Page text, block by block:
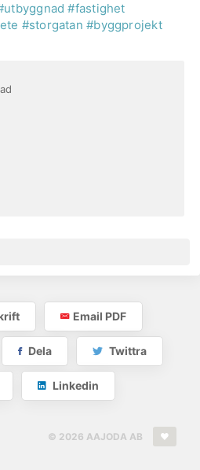
#fastighet
#storgatan #byggprojekt
Email PDF
Dela Twittra
Linkedin
© 2026 AAJODA AB